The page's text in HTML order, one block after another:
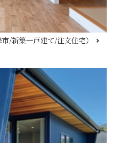
/新築一戸建て/注文住宅）